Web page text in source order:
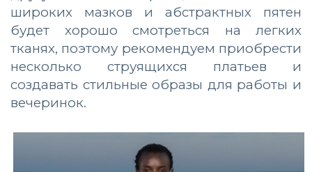
широких мазков и абстрактных пятен
будет хорошо смотреться на легких
тканях, поэтому рекомендуем приобрести
несколько струящихся платьев и
создавать стильные образы для работы и
вечеринок.